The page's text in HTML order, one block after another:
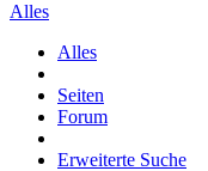
Alles
Alles
Seiten
Forum
Erweiterte Suche